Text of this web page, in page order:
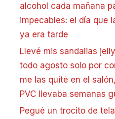
alcohol cada mañana
impecables: el día que
ya era tarde
Llevé mis sandalias
todo agosto solo por
me las quité en el
PVC llevaba semanas
Pegué un trocito de